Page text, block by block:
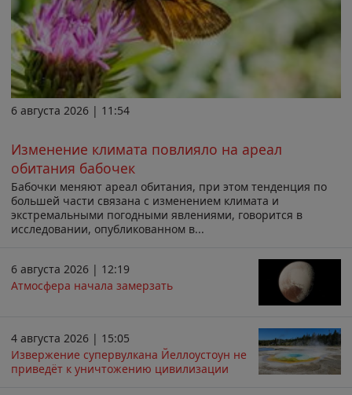
6 августа 2026 | 11:54
Изменение климата повлияло на ареал
обитания бабочек
Бабочки меняют ареал обитания, при этом тенденция по
большей части связана с изменением климата и
экстремальными погодными явлениями, говорится в
исследовании, опубликованном в...
6 августа 2026 | 12:19
Атмосфера начала замерзать
4 августа 2026 | 15:05
Извержение супервулкана Йеллоустоун не
приведёт к уничтожению цивилизации